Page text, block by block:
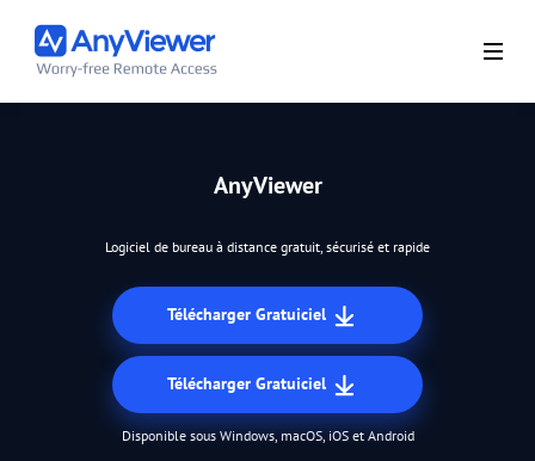
AnyViewer
Logiciel de bureau à distance gratuit, sécurisé et rapide
Télécharger Gratuiciel
Télécharger Gratuiciel
Disponible sous Windows, macOS, iOS et Android